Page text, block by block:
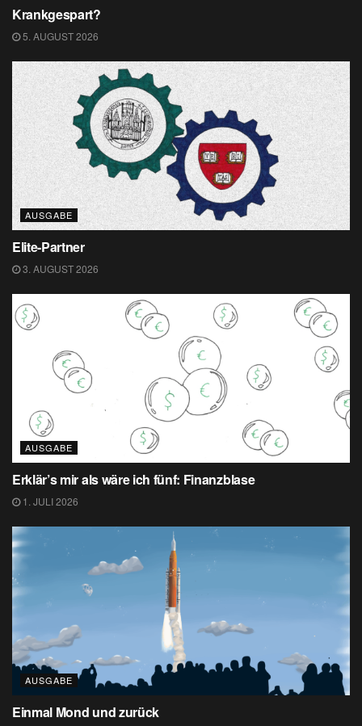
Krankgespart?
5. AUGUST 2026
AUSGABE
Elite-Partner
3. AUGUST 2026
AUSGABE
Erklär’s mir als wäre ich fünf: Finanzblase
1. JULI 2026
AUSGABE
Einmal Mond und zurück